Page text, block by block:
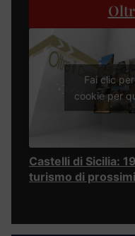
Fai clic
cookie per
Castelli di Sicilia:
turismo di